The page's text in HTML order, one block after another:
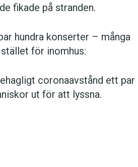
fikade på stranden.
hundra konserter – många
för inomhus:
coronaavstånd ett par
ut för att lyssna.